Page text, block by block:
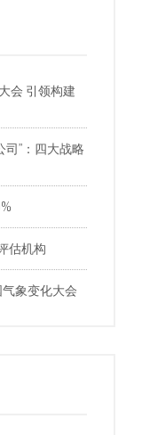
会 引领构建
司”：四大战略
估机构
象变化大会